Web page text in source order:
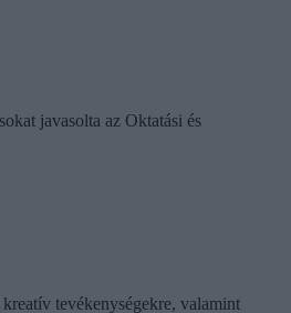
javasolta az Oktatási és
tevékenységekre, valamint